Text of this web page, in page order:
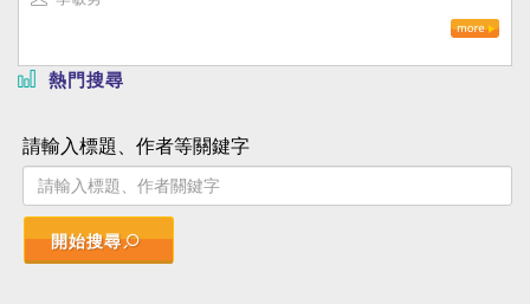
熱門搜尋
請輸入標題、作者等關鍵字
開始搜尋